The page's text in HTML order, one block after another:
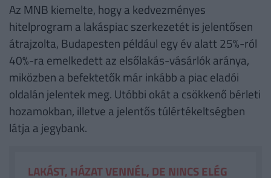
Az MNB kiemelte, hogy a kedvezményes
hitelprogram a lakáspiac szerkezetét is jelentősen
átrajzolta, Budapesten például egy év alatt 25%-ról
40%-ra emelkedett az elsőlakás-vásárlók aránya,
miközben a befektetők már inkább a piac eladói
oldalán jelentek meg. Utóbbi okát a csökkenő bérleti
hozamokban, illetve a jelentős túlértékeltségben
látja a jegybank.
LAKÁST, HÁZAT VENNÉL, DE NINCS ELÉG